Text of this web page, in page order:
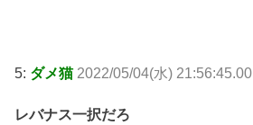
5: ダメ猫 2022/05/04(水) 21:56:45.00
レバナス一択だろ